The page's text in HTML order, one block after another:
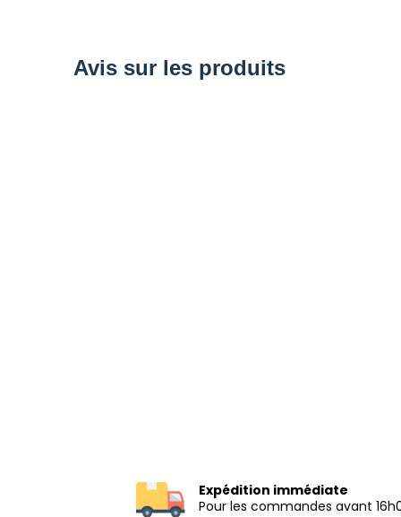
Avis sur les produits
Expédition immédiate
Pour les commandes avant